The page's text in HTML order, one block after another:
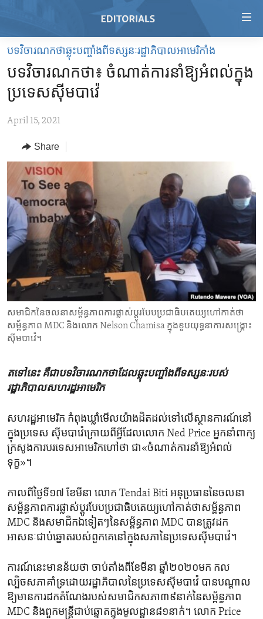
Skip
main
content
Skip
to
Navigation
Skip
Search
HOME
RADIO
REGIONS
AFRICA
AMERICAS
ASIA
EUROPE
MIDDLE EAST
TOPICS
HUMAN RIGHTS
SECURITY AND DEFENSE
AID AND DEVELOPMENT
DEMOCRACY AND GOVERNANCE
ECONOMY AND TRADE
ENVIRONMENT AND HEALTH
IDEALS AND INSTITUTIONS
ARCHIVE
ABOUT US
FOLLOW US
បទវិចារណកថាឆ្លុះបញ្ចាំងពីទស្សនៈរដ្ឋាភិបាលអាមេរិកាំង
បទវិចារណកថា៖ ចំណាត់ការ​នាំ​ឱ្យ​អំពល់​ក្នុង​
ប្រទេស​ស៊ីមបាវ៉េ
April 15, 2021
Share
សមាជិកនៃ​ចលនា​សម្ព័ន្ធភាព​ការផ្លាស់ប្តូរ​បែប​ប្រជាធិបតេយ្យ​ហៅ​កាត់​ថា​
សម្ព័ន្ធភាព MDC និង​លោក Nelson Chamisa ក្នុង​ខួបយុទ្ធនាការ​សង្គ្រោះ​
ស៊ីមបាវ៉េ។
តទៅនេះ គឺ​ជា​បទ​វិចារណកថា​ដែល​ឆ្លុះ​បញ្ចាំង​ពី​ទស្សនៈ​របស់​
រដ្ឋាភិបាល​សហរដ្ឋ​អាមេរិក
សហរដ្ឋ​អាមេរិក​ កំពុងឃ្លាំមើលយ៉ាង​ដិតដល់ទៅ​លើ​ស្ថានការណ៍​នៅ​
ក្នុង​ប្រទេស​ ស៊ីមបាវ៉េក្រោយពី​អ្វីដែល​លោក​ Ned Price អ្នកនាំពាក្យ​
ក្រសូង​ការ​បរទេស​អាមេរិក​ហៅ​ថា ជា​«ចំណាត់ការ​នាំ​ឱ្យ​អំពល់
ទុក្ខ»។
កាល​ពី​ថ្ងៃទី១៧​ ខែ​មីនា លោក​ Tendai Biti អនុប្រធាននៃ​ចលនា
សម្ព័ន្ធភាពការ​ផ្លាស់ប្តូរ​បែប​ប្រជាធិបតេយ្យហៅ​កាត់​ថា​សម្ព័ន្ធភាព
MDC ​និងសមាជិក​ឯទៀតៗ​នៃសម្ព័ន្ធភាព MDC ​បាន​ត្រូវដក
អាសនៈជាប់​ឆ្នោត​របស់​ពួក​គេ​នៅ​ក្នុងសភា​នៃ​ប្រទេសស៊ីមបាវ៉េ។
ការណ៍​នេះមាន​ន័យ​ថា​ ចាប់តាំង​ពី​ខែមីនា​ ឆ្នាំ២០២០មក កល
ល្បិចសភា​គាំទ្រ​ដោយ​រដ្ឋាភិបាល​នៃ​ប្រទេសស៊ីមបាវ៉េ បានបណ្តាល​
ឱ្យ​មានការដក​តំណែងរបស់សមាជិក​សភា៣៩​នាក់​នៃសម្ព័ន្ធភាព
MDC និងពួក​មន្ត្រី​ជាប់ឆ្នោត​ក្នុង​មូលដ្ឋាន៨១នាក់។ លោក Price